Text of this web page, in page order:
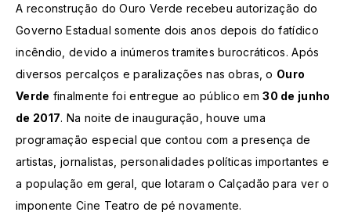
A reconstrução do Ouro Verde recebeu autorização do
Governo Estadual somente dois anos depois do fatídico
incêndio, devido a inúmeros tramites burocráticos. Após
diversos percalços e paralizações nas obras, o Ouro
Verde finalmente foi entregue ao público em30 de junho
de 2017. Na noite de inauguração, houve uma
programação especial que contou com a presença de
artistas, jornalistas, personalidades políticas importantes e
a população em geral, que lotaram o Calçadão para ver o
imponente Cine Teatro de pé novamente.